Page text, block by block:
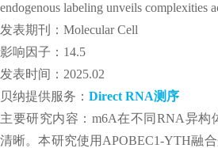
endogenous labeling unveils complexities
发表期刊：Molecular Cell
影响因子：14.5
发表时间：2025.02
贝纳提供服务： Direct RNA测序
主要研究内容：m6A在不同RNA异构
清晰。本研究使用APOBEC1-YTH融